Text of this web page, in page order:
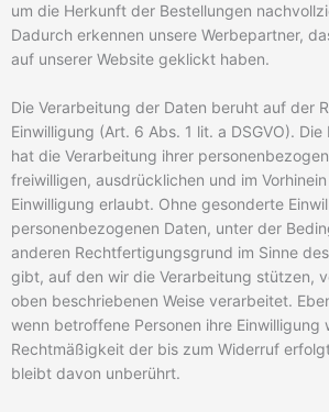
um die Herkunft der Bestellungen
Dadurch erkennen unsere Werbepartner,
auf unserer Website geklickt haben.
Die Verarbeitung der Daten beruht auf der
Einwilligung (Art. 6 Abs. 1 lit. a DSGVO).
hat die Verarbeitung ihrer
freiwilligen, ausdrücklichen und im
Einwilligung erlaubt. Ohne gesonderte
personenbezogenen Daten, unter der
anderen Rechtfertigungsgrund im Sinne
gibt, auf den wir die Verarbeitung stützen,
oben beschriebenen Weise verarbeitet.
wenn betroffene Personen ihre Einwilligung
Rechtmäßigkeit der bis zum Widerruf
bleibt davon unberührt.